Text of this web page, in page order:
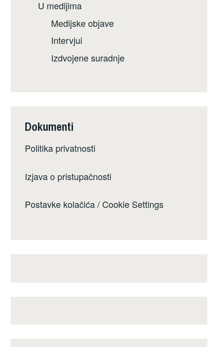
U medijima
Medijske objave
Intervjui
Izdvojene suradnje
Dokumenti
Politika privatnosti
Izjava o pristupačnosti
Postavke kolačića / Cookie Settings